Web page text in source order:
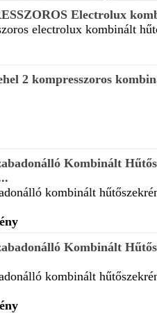
Electrolux
electrolux kombinált
2 kompresszoros
Kombinált
kombinált
Kombinált
kombinált